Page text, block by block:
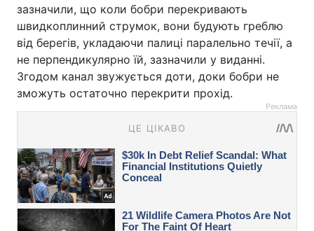
зазначили, що коли бобри перекривають
швидкоплинний струмок, вони будують греблю
від берегів, укладаючи палиці паралельно течії, а
не перпендикулярно їй, зазначили у виданні.
Згодом канал звужується доти, доки бобри не
зможуть остаточно перекрити прохід.
Реклама